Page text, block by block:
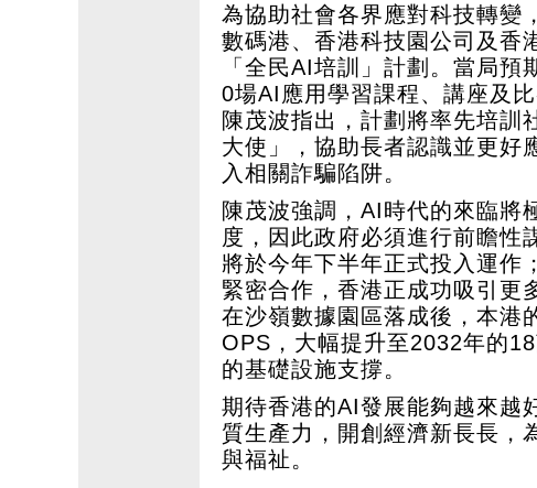
為協助社會各界應對科技轉變
數碼港、香港科技園公司及香
「全民AI培訓」計劃。當局
0場AI應用學習課程、講座及
陳茂波指出，計劃將率先培訓
大使」，協助長者認識並更好
入相關詐騙陷阱。
陳茂波強調，AI時代的來臨將
度，因此政府必須進行前瞻性
將於今年下半年正式投入運作
緊密合作，香港正成功吸引更
在沙嶺數據園區落成後，本港
OPS，大幅提升至2032年的
的基礎設施支撐。
期待香港的AI發展能夠越來越
質生產力，開創經濟新長長，
與福祉。